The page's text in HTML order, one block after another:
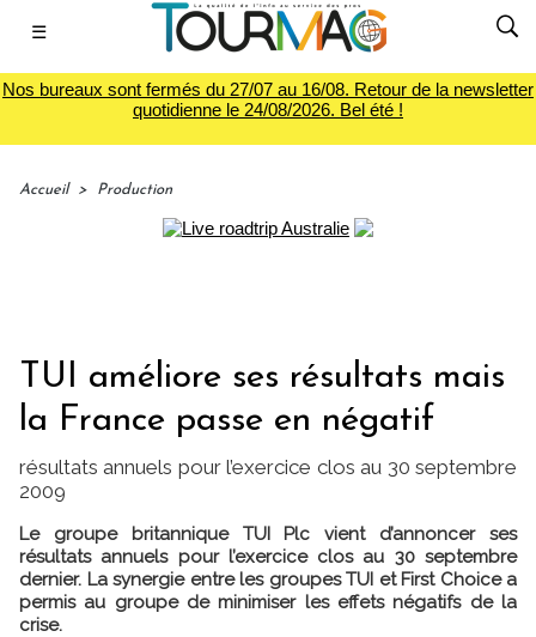
☰
Nos bureaux sont fermés du 27/07 au 16/08. Retour de la newsletter
quotidienne le 24/08/2026. Bel été !
Accueil > Production
TUI améliore ses résultats mais
la France passe en négatif
résultats annuels pour l’exercice clos au 30 septembre
2009
Le groupe britannique TUI Plc vient d’annoncer ses
résultats annuels pour l’exercice clos au 30 septembre
dernier. La synergie entre les groupes TUI et First Choice a
permis au groupe de minimiser les effets négatifs de la
crise.